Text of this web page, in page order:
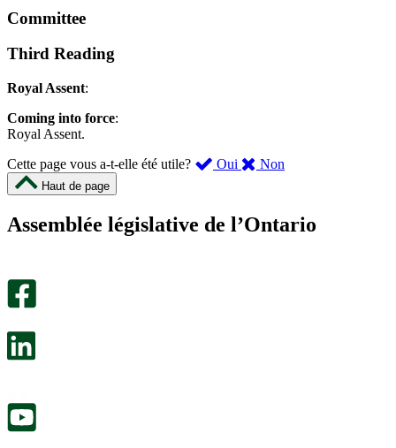
Committee
Third Reading
Royal Assent:
Coming into force:
Royal Assent.
Cette page vous a-t-elle été utile?
Oui ,
été
Non
m’a
Haut de page
Assemblée législative de l’Ontario